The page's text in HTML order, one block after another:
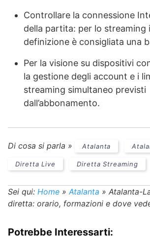
Controllare la connessione
della partita: per lo streaming
definizione è consigliata una
Per la visione su dispositivi
la gestione degli account e i
streaming simultaneo previsti
dall’abbonamento.
Di cosa si parla » Atalanta
Diretta Live Diretta Streaming
Sei qui: Home » Atalanta » Atalanta-
diretta: orario, formazioni e dove
Potrebbe Interessarti: